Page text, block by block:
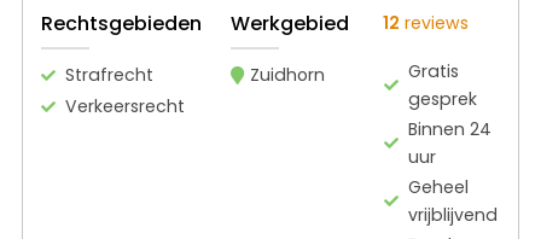
Rechtsgebieden
Strafrecht
Verkeersrecht
Werkgebied
Zuidhorn
12 reviews
Gratis
gesprek
Binnen 24
uur
Geheel
vrijblijvend